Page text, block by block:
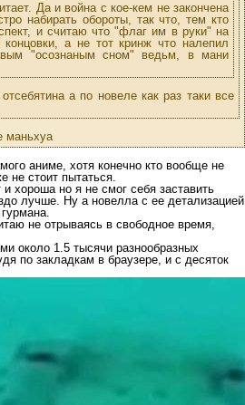
Да и война с кое-кем не закончена
набирать обороты, так что, тем кто
и считаю что "флаг им в руки" на
а не тот кринж что налепил
"осознаным сном" ведьм, в мани
а по новеле как раз таки все
маньхуа
аниме, хотя конечно кто вообще не
не стоит пытаться.
хороша но я не смог себя заставить
лучше. Ну а новелла с ее детализацией
не отрываясь в свободное время,
около 1.5 тысячи разнообразных
по закладкам в браузере, и с десяток